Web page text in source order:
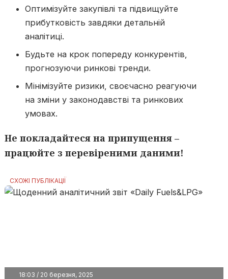
Оптимізуйте закупівлі та підвищуйте
прибутковість завдяки детальній
аналітиці.
Будьте на крок попереду конкурентів,
прогнозуючи ринкові тренди.
Мінімізуйте ризики, своєчасно реагуючи
на зміни у законодавстві та ринкових
умовах.
Не покладайтеся на припущення –
працюйте з перевіреними даними!
СХОЖІ ПУБЛІКАЦІЇ
18:03 / 20 березня, 2025